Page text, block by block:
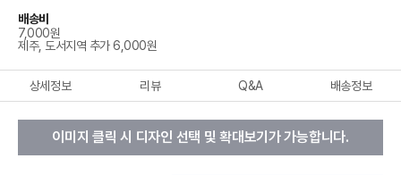
배송비
7,000원
제주, 도서지역 추가 6,000원
상세정보 리뷰 Q&A 배송정보
이미지 클릭 시 디자인 선택 및 확대보기가 가능합니다.